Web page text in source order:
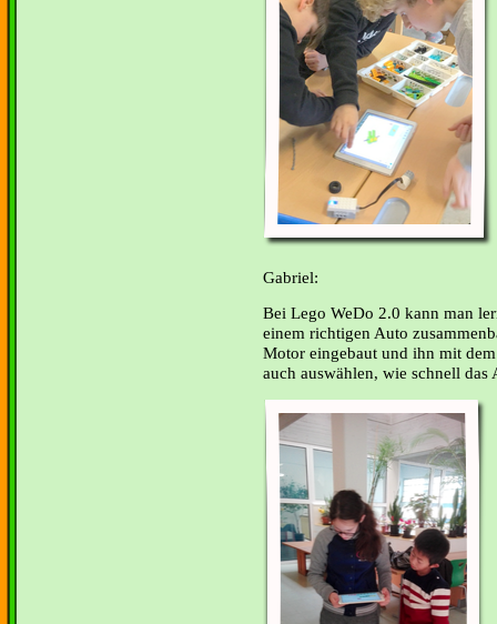
Gabriel:
Bei Lego WeDo 2.0 kann man
einem richtigen Auto
Motor eingebaut und ihn mit
auch auswählen, wie schnell das